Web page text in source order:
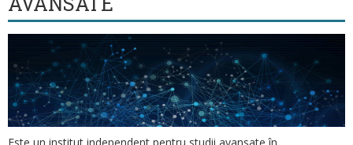
Blog
Colegiu
INT-e